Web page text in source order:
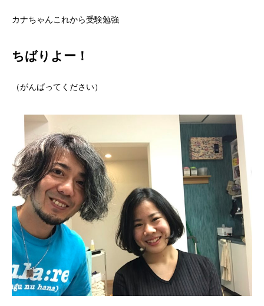
カナちゃんこれから受験勉強
ちばりよー！
（がんばってください）